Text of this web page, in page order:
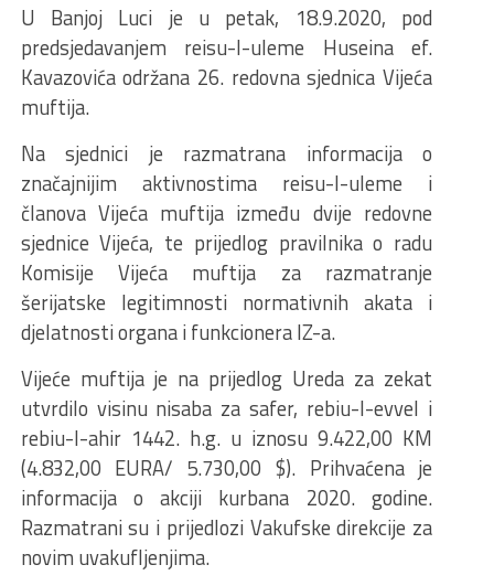
U Banjoj Luci je u petak, 18.9.2020, pod
predsjedavanjem reisu-l-uleme Huseina ef.
Kavazovića održana 26. redovna sjednica Vijeća
muftija.
Na sjednici je razmatrana informacija o
značajnijim aktivnostima reisu-l-uleme i
članova Vijeća muftija između dvije redovne
sjednice Vijeća, te prijedlog pravilnika o radu
Komisije Vijeća muftija za razmatranje
šerijatske legitimnosti normativnih akata i
djelatnosti organa i funkcionera IZ-a.
Vijeće muftija je na prijedlog Ureda za zekat
utvrdilo visinu nisaba za safer, rebiu-l-evvel i
rebiu-l-ahir 1442. h.g. u iznosu 9.422,00 KM
(4.832,00 EURA/ 5.730,00 $). Prihvaćena je
informacija o akciji kurbana 2020. godine.
Razmatrani su i prijedlozi Vakufske direkcije za
novim uvakufljenjima.